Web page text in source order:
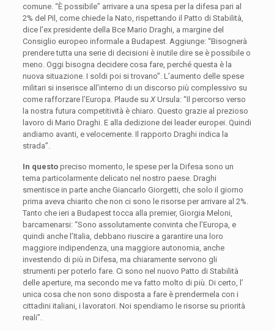
comune. “È possibile” arrivare a una spesa per la difesa pari al
2% del Pil, come chiede la Nato, rispettando il Patto di Stabilità,
dice l’ex presidente della Bce Mario Draghi, a margine del
Consiglio europeo informale a Budapest. Aggiunge: “Bisognerà
prendere tutta una serie di decisioni è inutile dire se è possibile o
meno. Oggi bisogna decidere cosa fare, perché questa è la
nuova situazione. I soldi poi si trovano”. L’aumento delle spese
militari si inserisce all’interno di un discorso più complessivo su
come rafforzare l’Europa. Plaude su XUrsula: “Il percorso verso
la nostra futura competitività è chiaro. Questo grazie al prezioso
lavoro di Mario Draghi. E alla dedizione dei leader europei. Quindi
andiamo avanti, e velocemente. Il rapporto Draghi indica la
strada”.
In questo preciso momento, le spese per la Difesa sono un
tema particolarmente delicato nel nostro paese. Draghi
smentisce in parte anche Giancarlo Giorgetti, che solo il giorno
prima aveva chiarito che non ci sono le risorse per arrivare al 2%.
Tanto che ieri a Budapest tocca alla premier, Giorgia Meloni,
barcamenarsi: “Sono assolutamente convinta che l’Europa, e
quindi anche l’Italia, debbano riuscire a garantire una loro
maggiore indipendenza, una maggiore autonomia, anche
investendo di più in Difesa, ma chiaramente servono gli
strumenti per poterlo fare. Ci sono nel nuovo Patto di Stabilità
delle aperture, ma secondo me va fatto molto di più. Di certo, l’
unica cosa che non sono disposta a fare è prendermela con i
cittadini italiani, i lavoratori. Noi spendiamo le risorse su priorità
reali”.